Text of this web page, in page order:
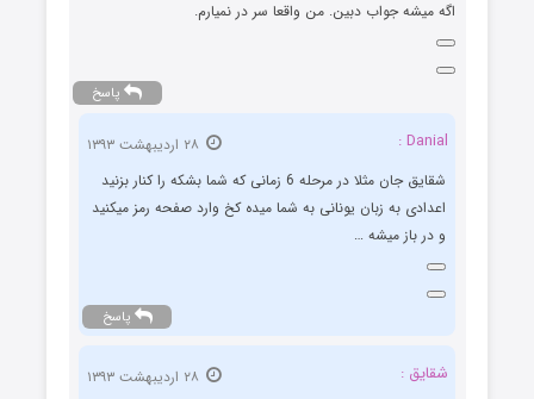
اگه میشه جواب دبین. من واقعا سر در نمیارم.
پاسخ
Danial :
شقایق جان مثلا در مرحله 6 زمانی که شما بشکه را کنار بزنید
اعدادی به زبان یونانی به شما میده کخ وارد صفحه رمز میکنید
و در باز میشه …
پاسخ
شقایق :